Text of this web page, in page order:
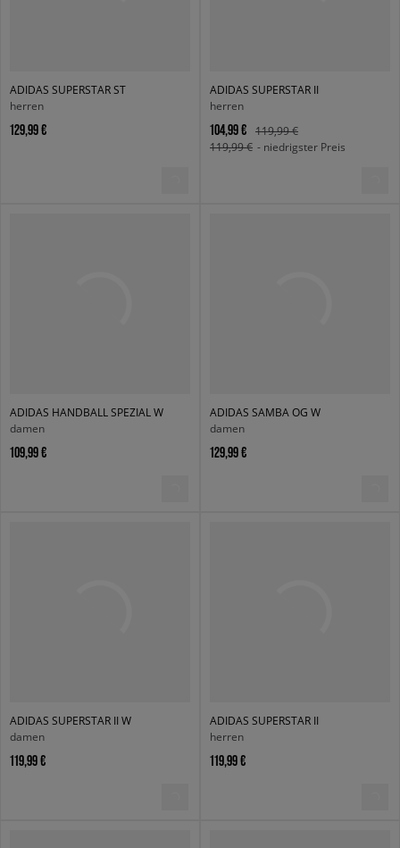
ADIDAS SUPERSTAR ST
herren
129,99 €
ADIDAS SUPERSTAR II
herren
104,99 €
119,99 €
119,99 € - niedrigster Preis
ADIDAS HANDBALL SPEZIAL W
damen
109,99 €
ADIDAS SAMBA OG W
damen
129,99 €
ADIDAS SUPERSTAR II W
damen
119,99 €
ADIDAS SUPERSTAR II
herren
119,99 €